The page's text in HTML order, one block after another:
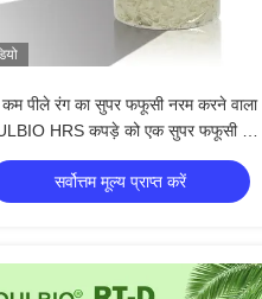
पीले रंग का सुपर फफूसी नरम करने वाला
HRS कपड़े को एक सुपर फफूसी और
हैंडल प्रदान करता है
सर्वोत्तम मूल्य प्राप्त करें